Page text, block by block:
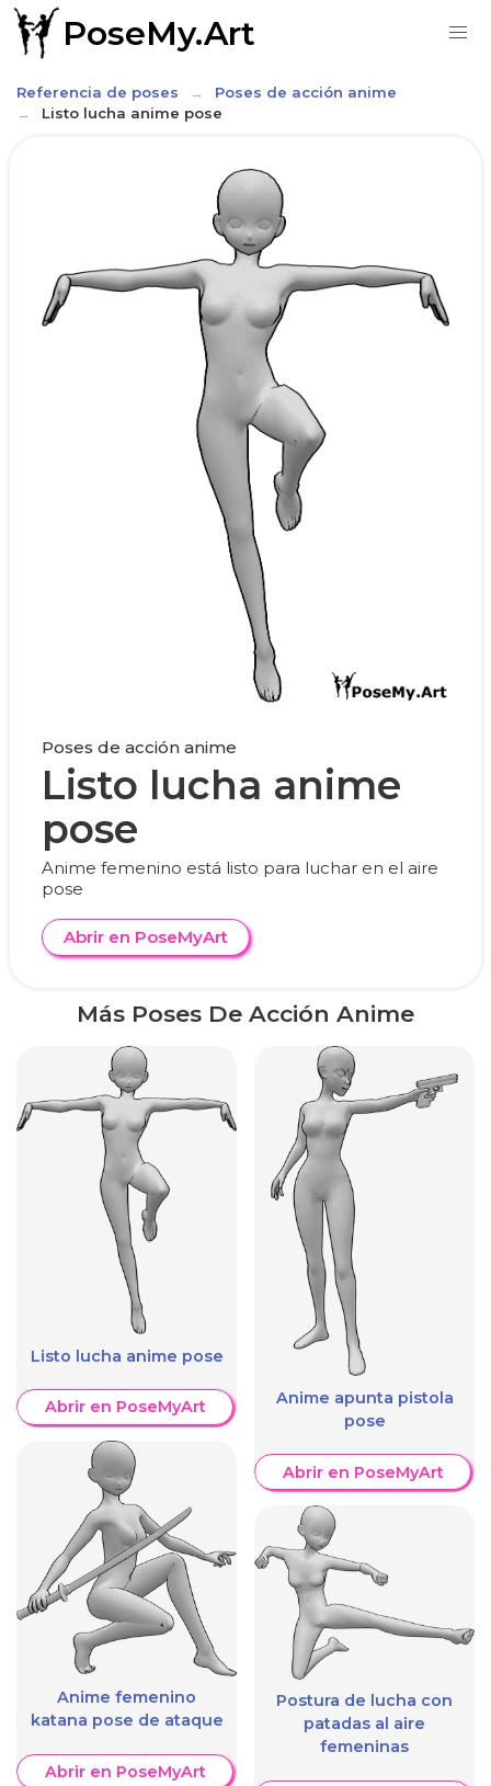
PoseMy.Art
Referencia de poses
Poses de acción anime
Listo lucha anime pose
Poses de acción anime
Listo lucha anime
pose
Anime femenino está listo para luchar en el aire
pose
Abrir en PoseMyArt
Más Poses De Acción Anime
Listo lucha anime pose
Abrir en PoseMyArt
Anime femenino
katana pose de ataque
Abrir en PoseMyArt
Anime apunta pistola
pose
Abrir en PoseMyArt
Postura de lucha con
patadas al aire
femeninas